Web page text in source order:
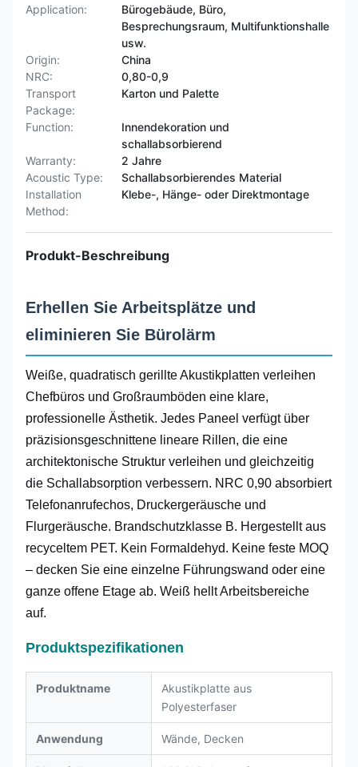
Application:
Bürogebäude, Büro,
Besprechungsraum, Multifunktionshalle
usw.
Origin:
China
NRC:
0,80-0,9
Transport
Package:
Karton und Palette
Function:
Innendekoration und
schallabsorbierend
Warranty:
2 Jahre
Acoustic Type:
Schallabsorbierendes Material
Installation
Method:
Klebe-, Hänge- oder Direktmontage
Produkt-Beschreibung
Erhellen Sie Arbeitsplätze und
eliminieren Sie Bürolärm
Weiße, quadratisch gerillte Akustikplatten verleihen
Chefbüros und Großraumböden eine klare,
professionelle Ästhetik. Jedes Paneel verfügt über
präzisionsgeschnittene lineare Rillen, die eine
architektonische Struktur verleihen und gleichzeitig
die Schallabsorption verbessern. NRC 0,90 absorbiert
Telefonanrufechos, Druckergeräusche und
Flurgeräusche. Brandschutzklasse B. Hergestellt aus
recyceltem PET. Kein Formaldehyd. Keine feste MOQ
– decken Sie eine einzelne Führungswand oder eine
ganze offene Etage ab. Weiß hellt Arbeitsbereiche
auf.
Produktspezifikationen
Produktname
Akustikplatte aus
Polyesterfaser
Anwendung Wände, Decken